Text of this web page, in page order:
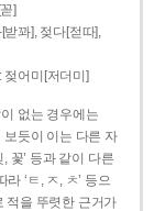
]
꽈], 젖다[젇따],
어미[저더미]
없는 경우에는
보듯이 이는 다른 자
꽃’ 등과 같이 다른
‘ㅌ, ㅈ, ㅊ’ 등으
적을 뚜렷한 근거가